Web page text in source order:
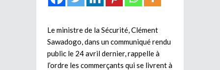
Le ministre de la Sécurité, Clément
Sawadogo, dans un communiqué rendu
public le 24 avril dernier, rappelle à
l’ordre les commerçants qui se livrent à